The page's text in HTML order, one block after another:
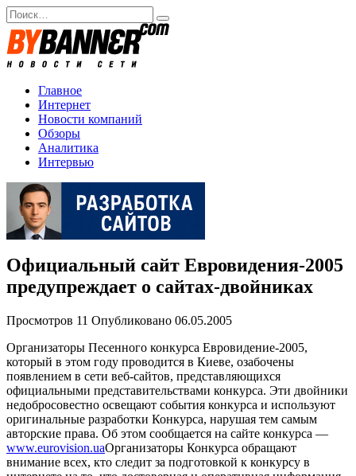
Перейти
к
содержанию
Search
for:
Главное
Интернет
Новости компаний
Обзоры
Аналитика
Интервью
Официальный сайт Евровидения-2005
предупреждает о сайтах-двойниках
Просмотров 11 Опубликовано 06.05.2005
Организаторы Песенного конкурса Евровидение-2005,
который в этом году проводится в Киеве, озабочены
появлением в сети веб-сайтов, представляющихся
официальными представительствами конкурса. Эти двойники
недобросовестно освещают события конкурса и используют
оригинальные разработки Конкурса, нарушая тем самым
авторские права. Об этом сообщается на сайте конкурса —
www.eurovision.uaОрганизаторы Конкурса обращают
внимание всех, кто следит за подготовкой к конкурсу в